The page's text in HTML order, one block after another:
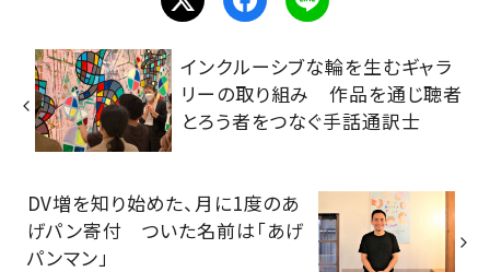
インクルーシブな輪を生むギャラ
リーの取り組み 作品を通じ聴者
とろう者をつなぐ手話通訳士
DV増を知り始めた、月に1度のあ
げパン寄付 ついた名前は「あげ
パンマン」